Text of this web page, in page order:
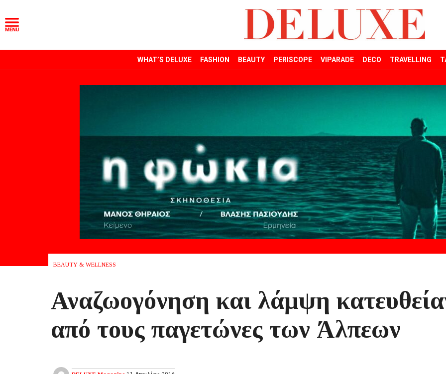
WHAT’S DELUXE FASHION BEAUTY PERISCOPE VIPARADE DECO TRAVELLING
BEAUTY & WELLNESS
Αναζωογόνηση και λάμψη
από τους παγετώνες των Άλπεων